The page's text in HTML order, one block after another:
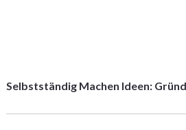
Selbstständig Machen Ideen: